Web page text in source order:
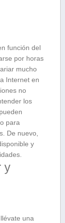
función del
por horas
mucho
Internet en
no
los
para
De nuevo,
y
y
una